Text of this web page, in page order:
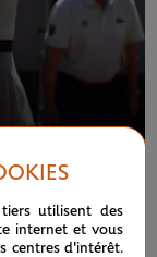
et tirage
tiers utilisent des
internet et vous
centres d'intérêt.